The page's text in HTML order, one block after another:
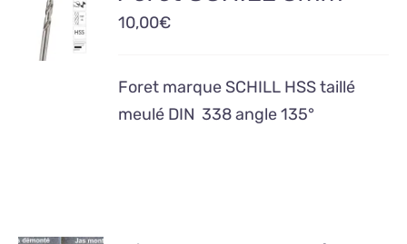
PANIER
DÉTAILS
10,00€
Foret marque SCHILL HSS taillé
meulé DIN 338 angle 135°